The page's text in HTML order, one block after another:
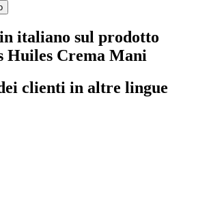
italiano sul prodotto
Huiles Crema Mani
clienti in altre lingue